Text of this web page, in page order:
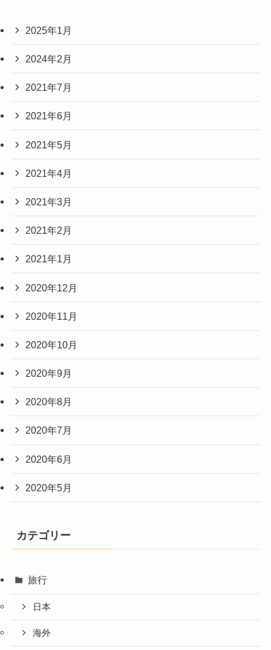
2025年1月
2024年2月
2021年7月
2021年6月
2021年5月
2021年4月
2021年3月
2021年2月
2021年1月
2020年12月
2020年11月
2020年10月
2020年9月
2020年8月
2020年7月
2020年6月
2020年5月
カテゴリー
旅行
日本
海外